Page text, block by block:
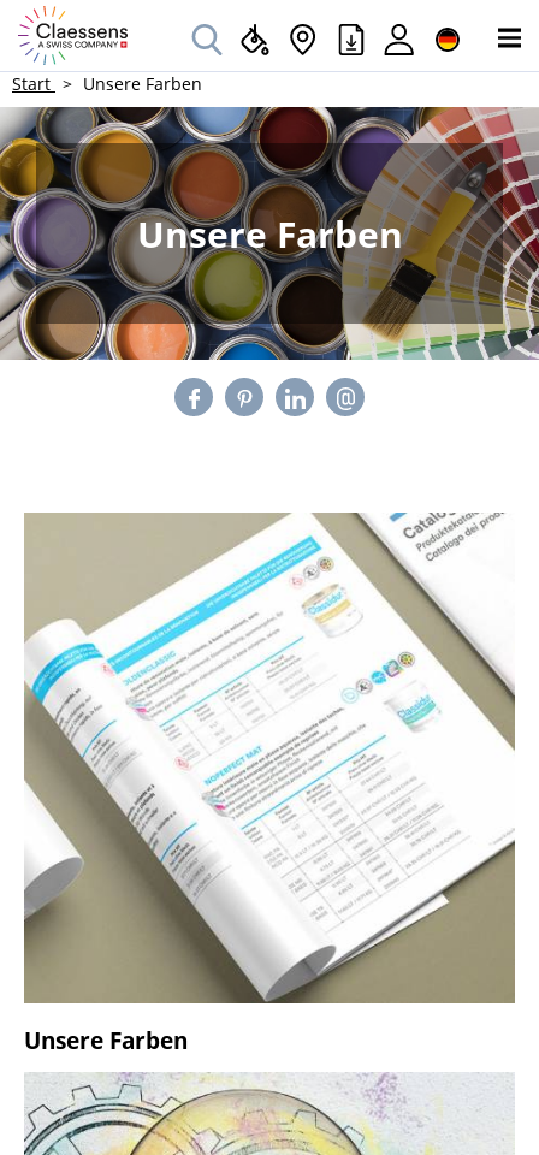
Start Unsere Farben
Unsere Farben
Unsere Farben